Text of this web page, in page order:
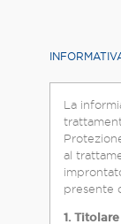
La
Protezione
al
1.